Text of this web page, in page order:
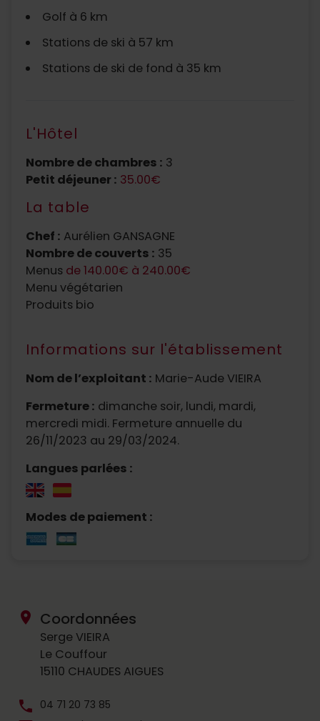
Golf à 6 km
Stations de ski à 57 km
Stations de ski de fond à 35 km
L'Hôtel
Nombre de chambres : 3
Petit déjeuner : 35.00€
La table
Chef : Aurélien GANSAGNE
Nombre de couverts : 35
Menus de 140.00€ à 240.00€
Menu végétarien
Produits bio
Informations sur l'établissement
Nom de l’exploitant : Marie-Aude VIEIRA
Fermeture : dimanche soir, lundi, mardi,
mercredi midi. Fermeture annuelle du
26/11/2023 au 29/03/2024.
Langues parlées :
Modes de paiement :
location_on Coordonnées
Serge VIEIRA
Le Couffour
15110 CHAUDES AIGUES
phone 04 71 20 73 85